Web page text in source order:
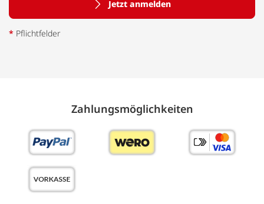
Jetzt anmelden
* Pflichtfelder
Zahlungs­möglich­keiten